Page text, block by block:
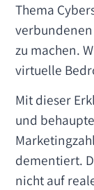
Thema
zu machen.
virtuelle
Mit dieser
und
dementiert.
nicht auf